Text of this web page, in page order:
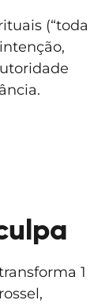
(“toda
1